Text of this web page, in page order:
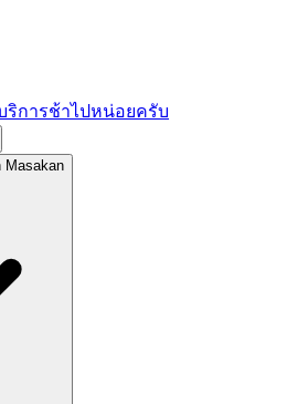
ริการช้าไปหน่อยครับ
Masakan